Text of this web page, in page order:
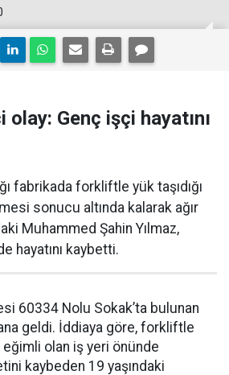
Genç işçi hayatını
fabrikada forkliftle yük taşıdığı
sonucu altında kalarak ağır
Muhammed Şahin Yılmaz,
hayatını kaybetti.
60334 Nolu Sokak’ta bulunan
geldi. İddiaya göre, forkliftle
eğimli olan iş yeri önünde
kaybeden 19 yaşındaki